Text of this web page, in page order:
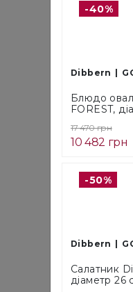
-40%
Dibbern
Блюдо
FOREST,
17 470 грн
10 482 грн
-50%
Dibbern
Салатник
діаметр